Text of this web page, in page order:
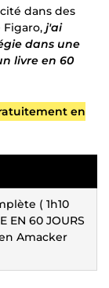
dans des
Figaro, j'ai
dans une
livre en 60
en
( 1h10
EN 60 JOURS
Amacker